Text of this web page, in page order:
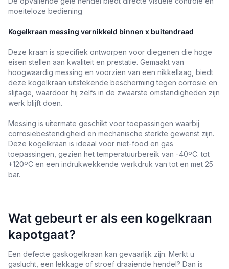
moeiteloze bediening
Kogelkraan messing vernikkeld binnen x buitendraad
Deze kraan is specifiek ontworpen voor diegenen die hoge
eisen stellen aan kwaliteit en prestatie. Gemaakt van
hoogwaardig messing en voorzien van een nikkellaag, biedt
deze kogelkraan uitstekende bescherming tegen corrosie en
slijtage, waardoor hij zelfs in de zwaarste omstandigheden zijn
werk blijft doen.
Messing is uitermate geschikt voor toepassingen waarbij
corrosiebestendigheid en mechanische sterkte gewenst zijn.
Deze kogelkraan is ideaal voor niet-food en gas
toepassingen, gezien het temperatuurbereik van -40ºC. tot
+120ºC en een indrukwekkende werkdruk van tot en met 25
bar.
Wat gebeurt er als een kogelkraan
kapotgaat?
Een defecte gaskogelkraan kan gevaarlijk zijn. Merkt u
gaslucht, een lekkage of stroef draaiende hendel? Dan is